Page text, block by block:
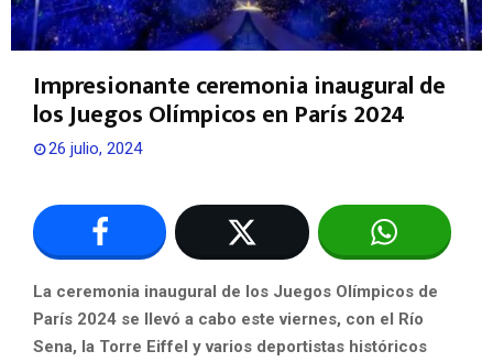
Impresionante ceremonia inaugural de
los Juegos Olímpicos en París 2024
26 julio, 2024
La ceremonia inaugural de los Juegos Olímpicos de
París 2024 se llevó a cabo este viernes, con el Río
Sena, la Torre Eiffel y varios deportistas históricos